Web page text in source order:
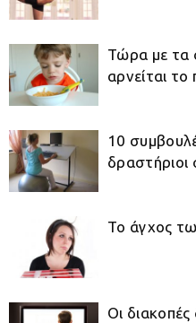
Τώρα με τα
αρνείται
10
Το άγχος
Οι διακοπές